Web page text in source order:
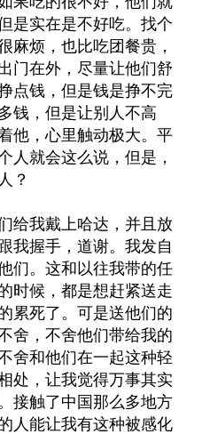
是实在是不好吃。找个
麻烦，也比吃团餐贵，
门在外，尽量让他们舒
点钱，但是钱是挣不完
钱，但是让别人不高
他，心里触动极大。平
人就会这么说，但是，
？
给我戴上哈达，并且放
我握手，道谢。我发自
们。这和以往我带的任
时候，都是想赶紧送走
累死了。可是送他们的
舍，不舍他们带给我的
舍和他们在一起这种轻
处，让我觉得万事其实
接触了中国那么多地方
人能让我有这种被感化